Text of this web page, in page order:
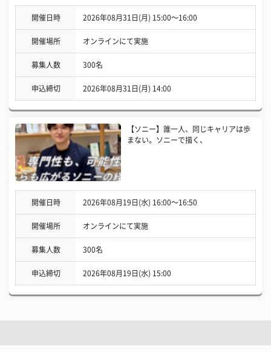
開催日時 2026年08月31日(月) 15:00〜16:00
開催場所 オンラインにて実施
募集人数 300名
申込締切 2026年08月31日(月) 14:00
【ソニー】誰一人、同じキャリアは歩
まない。ソニーで描く、
開催日時 2026年08月19日(水) 16:00〜16:50
開催場所 オンラインにて実施
募集人数 300名
申込締切 2026年08月19日(水) 15:00